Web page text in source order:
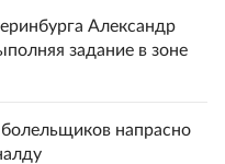
Александр
задание в зоне
напрасно